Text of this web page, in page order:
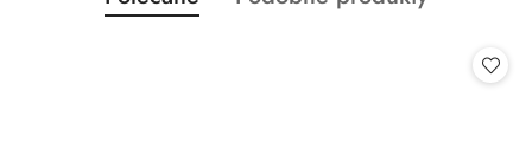
Pomiń karuzelę produktów
o